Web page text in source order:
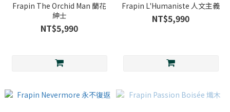
Frapin The Orchid Man 蘭花
紳士
NT$5,990
Frapin L'Humaniste 人文主義
NT$5,990